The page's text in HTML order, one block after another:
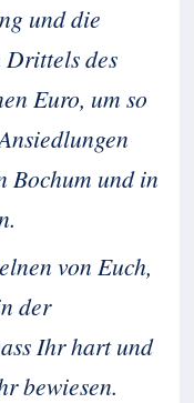
und die
Drittels des
Euro, um so
Bochum und in
von Euch,
der
Ihr hart und
bewiesen.